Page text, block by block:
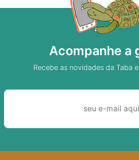
Acompanhe a
Recebe as novidades da Taba